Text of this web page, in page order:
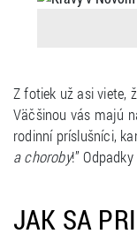
Z fotiek už asi viete,
Väčšinou vás majú
rodinní príslušníci,
a choroby!”
JAK SA